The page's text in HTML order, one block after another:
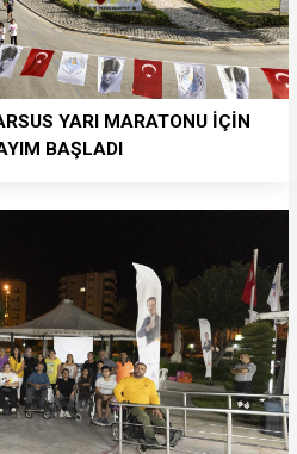
YARI MARATONU İÇİN
BAŞLADI